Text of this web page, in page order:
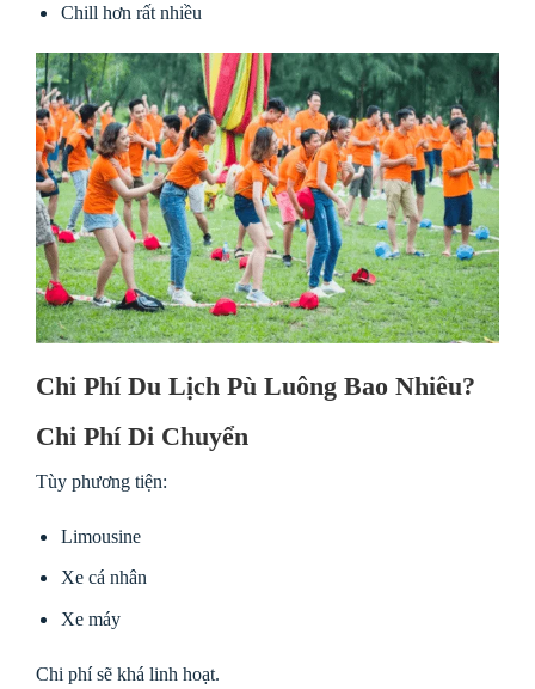
Chill hơn rất nhiều
Chi Phí Du Lịch Pù Luông Bao Nhiêu?
Chi Phí Di Chuyển
Tùy phương tiện:
Limousine
Xe cá nhân
Xe máy
Chi phí sẽ khá linh hoạt.